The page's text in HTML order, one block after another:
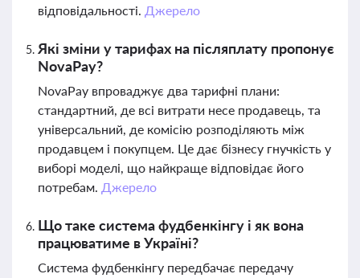
відповідальності. Джерело
Які зміни у тарифах на післяплату пропонує
NovaPay?
NovaPay впроваджує два тарифні плани:
стандартний, де всі витрати несе продавець, та
універсальний, де комісію розподіляють між
продавцем і покупцем. Це дає бізнесу гнучкість у
виборі моделі, що найкраще відповідає його
потребам. Джерело
Що таке система фудбенкінгу і як вона
працюватиме в Україні?
Система фудбенкінгу передбачає передачу